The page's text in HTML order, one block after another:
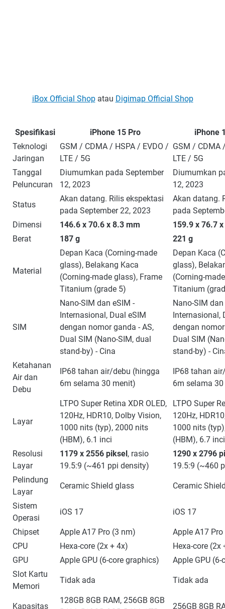
iBox Official Shopatau Digimap Official Shop
Spesifikasi iPhone 15 Pro
iPhone
Teknologi
Jaringan
GSM / CDMA / HSPA / EVDO /
LTE / 5G
GSM / CDMA
LTE / 5G
Tanggal
Peluncuran
Diumumkan pada September
12, 2023
Diumumkan
12, 2023
Status
Akan datang. Rilis ekspektasi
pada September 22, 2023
Akan datang.
pada
Dimensi
146.6 x 70.6 x 8.3 mm
159.9 x 76.7
Berat
187 g 221 g
Material
Depan Kaca (Corning-made
glass), Belakang Kaca
(Corning-made glass), Frame
Titanium (grade 5)
Depan Kaca
glass),
(Corning-
Titanium
SIM
Nano-SIM dan eSIM -
Internasional, Dual eSIM
dengan nomor ganda - AS,
Dual SIM (Nano-SIM, dual
stand-by) - Cina
Nano-SIM dan
Internasional,
dengan
Dual SIM
stand-by) -
Ketahanan
Air dan
Debu
IP68 tahan air/debu (hingga
6m selama 30 menit)
IP68 tahan
6m selama
Layar
LTPO Super Retina XDR OLED,
120Hz, HDR10, Dolby Vision,
1000 nits (typ), 2000 nits
(HBM), 6.1 inci
LTPO Super
120Hz,
1000 nits
(HBM), 6.7 inci
Resolusi
Layar
1179 x 2556 piksel, rasio
19.5:9 (~461 ppi density)
1290 x 2796
19.5:9 (~460
Pelindung
Layar
Ceramic Shield glass Ceramic
Sistem
Operasi
iOS 17 iOS 17
Chipset Apple A17 Pro (3 nm)
Apple A17
CPU
Hexa-core (2x + 4x)
Hexa-core (2x
GPU
Apple GPU (6-core graphics)
Apple GPU
Slot Kartu
Memori
Tidak ada Tidak ada
Kapasitas
128GB 8GB RAM, 256GB 8GB
256GB 8GB